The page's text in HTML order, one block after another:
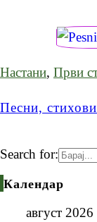
Настани, Први
Песни,
Search for:
Календар
август 2026